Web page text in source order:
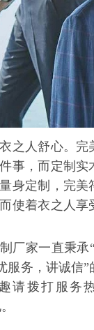
衣之人舒心。
事，而定制实
身定制，完美
使着衣之人享
厂家一直秉承
服务，讲诚信
请拨打服务